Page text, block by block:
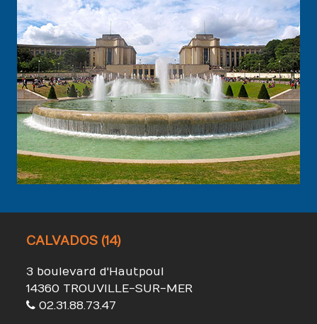
CALVADOS (14)
3 boulevard d'Hautpoul
14360 TROUVILLE-SUR-MER
02.31.88.73.47